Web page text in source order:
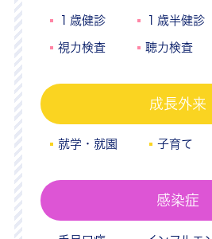
１歳健診 １歳半健診
視力検査 聴力検査
成長外来
就学・就園 子育て
感染症